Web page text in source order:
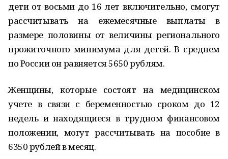
дети от восьми до 16 лет включительно, смогут
рассчитывать на ежемесячные выплаты в
размере половины от величины регионального
прожиточного минимума для детей. В среднем
по России он равняется 5650 рублям.
Женщины, которые состоят на медицинском
учете в связи с беременностью сроком до 12
недель и находящиеся в трудном финансовом
положении, могут рассчитывать на пособие в
6350 рублей в месяц.